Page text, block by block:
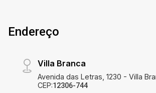
Endereço
Villa Branca
Avenida das Letras, 1230 - Villa
CEP:12306-744